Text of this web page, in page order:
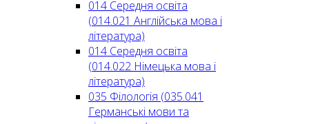
014 Середня освіта
(014.021 Англійська мова і
література)
014 Середня освіта
(014.022 Німецька мова і
література)
035 Філологія (035.041
Германські мови та